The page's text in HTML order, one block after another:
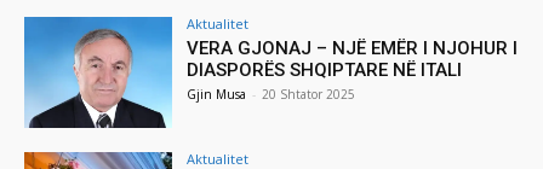
Aktualitet
VERA GJONAJ – NJË EMËR I NJOHUR I
DIASPORËS SHQIPTARE NË ITALI
Gjin Musa - 20 Shtator 2025
Aktualitet